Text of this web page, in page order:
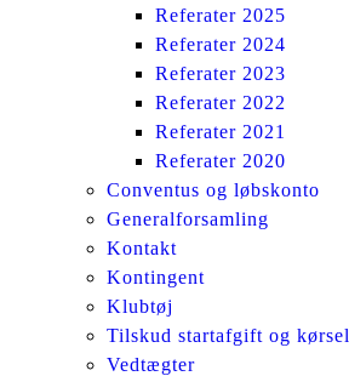
Referater 2025
Referater 2024
Referater 2023
Referater 2022
Referater 2021
Referater 2020
Conventus og løbskonto
Generalforsamling
Kontakt
Kontingent
Klubtøj
Tilskud startafgift og kørsel
Vedtægter